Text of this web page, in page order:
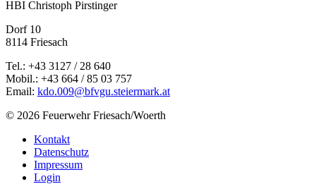
HBI Christoph Pirstinger
Dorf 10
8114 Friesach
Tel.: +43 3127 / 28 640
Mobil.: +43 664 / 85 03 757
Email: kdo.009@bfvgu.steiermark.at
© 2026 Feuerwehr Friesach/Woerth
Kontakt
Datenschutz
Impressum
Login